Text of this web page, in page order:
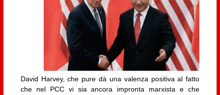
David Harvey, che pure dà una valenza positiva al fatto
che nel PCC vi sia ancora impronta marxista e che